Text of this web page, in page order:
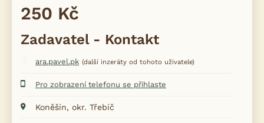
250 Kč
Zadavatel - Kontakt
ara.pavel.pk (další inzeráty od tohoto uživatele)
Pro zobrazení telefonu se přihlaste
Koněšín, okr. Třebíč